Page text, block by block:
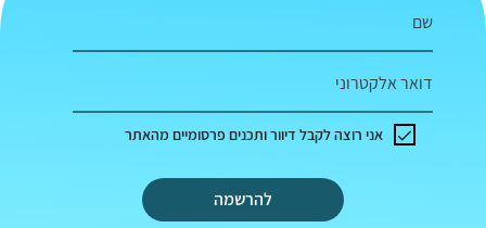
שם
דואר אלקטרוני
להרשמה
אני רוצה לקבל דיוור ותכנים פרסומיים מהאתר